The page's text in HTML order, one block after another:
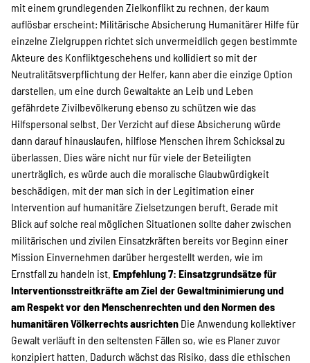
mit einem grundlegenden Zielkonflikt zu rechnen, der kaum
auflösbar erscheint: Militärische Absicherung Humanitärer Hilfe für
einzelne Zielgruppen richtet sich unvermeidlich gegen bestimmte
Akteure des Konfliktgeschehens und kollidiert so mit der
Neutralitätsverpflichtung der Helfer, kann aber die einzige Option
darstellen, um eine durch Gewaltakte an Leib und Leben
gefährdete Zivilbevölkerung ebenso zu schützen wie das
Hilfspersonal selbst. Der Verzicht auf diese Absicherung würde
dann darauf hinauslaufen, hilflose Menschen ihrem Schicksal zu
überlassen. Dies wäre nicht nur für viele der Beteiligten
unerträglich, es würde auch die moralische Glaubwürdigkeit
beschädigen, mit der man sich in der Legitimation einer
Intervention auf humanitäre Zielsetzungen beruft. Gerade mit
Blick auf solche real möglichen Situationen sollte daher zwischen
militärischen und zivilen Einsatzkräften bereits vor Beginn einer
Mission Einvernehmen darüber hergestellt werden, wie im
Ernstfall zu handeln ist. Empfehlung 7: Einsatzgrundsätze für
Interventionsstreitkräfte am Ziel der Gewaltminimierung und
am Respekt vor den Menschenrechten und den Normen des
humanitären Völkerrechts ausrichten Die Anwendung kollektiver
Gewalt verläuft in den seltensten Fällen so, wie es Planer zuvor
konzipiert hatten. Dadurch wächst das Risiko, dass die ethischen